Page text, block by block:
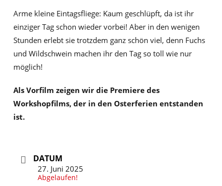
Arme kleine Eintagsfliege: Kaum geschlüpft, da ist ihr
einziger Tag schon wieder vorbei! Aber in den wenigen
Stunden erlebt sie trotzdem ganz schön viel, denn Fuchs
und Wildschwein machen ihr den Tag so toll wie nur
möglich!
Als Vorfilm zeigen wir die Premiere des
Workshopfilms, der in den Osterferien entstanden
ist.
DATUM
27. Juni 2025
Abgelaufen!